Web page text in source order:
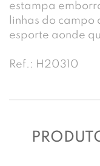
estampa
linhas do
esporte aonde
Ref.: H20310